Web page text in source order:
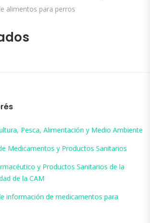
alimentos para perros
Pesca, Alimentación y Medio Ambiente
Medicamentos y Productos Sanitarios
y Productos Sanitarios de la
de la CAM
información de medicamentos para